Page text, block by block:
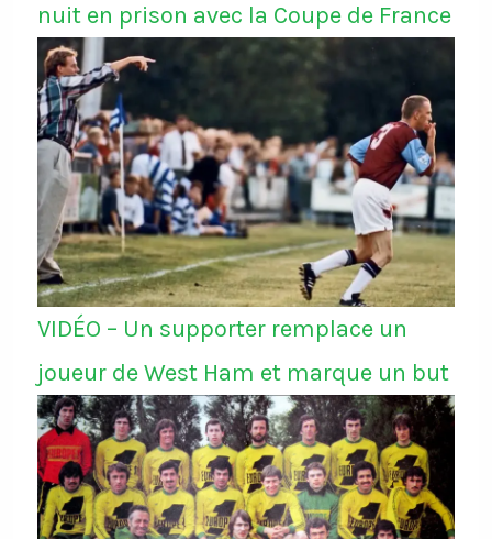
nuit en prison avec la Coupe de France
VIDÉO – Un supporter remplace un
joueur de West Ham et marque un but